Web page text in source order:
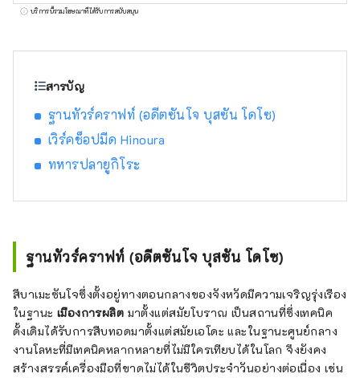
ด้วยการเรียนรู้จากช่างฝีมือในโรงงานที่ปกติคุณ
ธรรมชาติ วัฒนธรรม และอาหาร) ด้วยประสาท
สัมผัสทั้งห้าผ่านการเดินทางทำมือที่ไม่รวมอยู่ใน
หนังสือนำเที่ยว เราจะเปิดประสบการณ์และความ
เป็นไปได้ใหม่ๆ ร่วมกับแขกที่มาเยี่ยมชมโรงเบียร์
บริการนี้รวมโฆษณาที่ได้รับการสนับสนุน
สารบัญ
ฐานทัวร์คราฟท์ (อดีตซันโจ บุสซัน โดโซ)
เวิร์คช็อปมีด Hinoura
ทหารปลายูกิโระ
ฐานทัวร์คราฟท์ (อดีตซันโจ บุสซัน โดโซ)
สึบาเมะซันโจซึ่งตั้งอยู่ทางตอนกลางของจังหวัดมีความเจริญรุ่งเรือง
ในฐานะ เมืองการผลิต มาตั้งแต่สมัยโบราณ เป็นสถานที่ซึ่งเทคนิค
ดั้งเดิมได้รับการสืบทอดมาตั้งแต่สมัยเอโดะ และในฐานะศูนย์กลาง
งานโลหะที่มีเทคนิคหลากหลายที่ไม่มีใครเทียบได้ในโลก จึงยังคง
สร้างสรรค์เครื่องมือที่ขาดไม่ได้ในชีวิตประจำวันอย่างต่อเนื่อง เช่น